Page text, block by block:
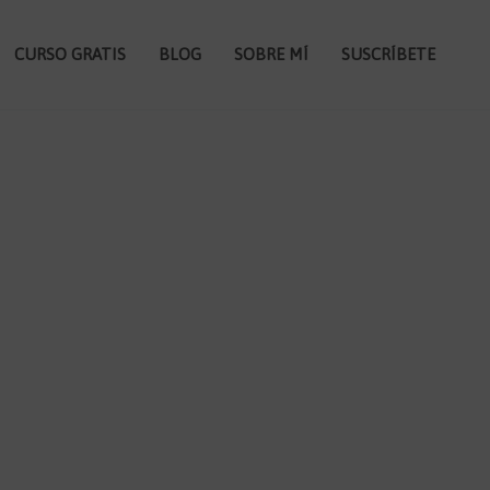
CURSO GRATIS BLOG SOBRE MÍ SUSCRÍBETE